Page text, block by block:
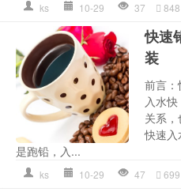
ks 10-29 37 848
快速
装
前言：
入水
关系
快速
是跑铅，入...
ks 10-29 47 699